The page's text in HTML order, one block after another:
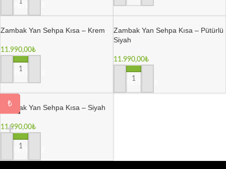
SEPETE EKLE
Zambak Yan Sehpa Kısa – Krem
11.990,00₺
SEPETE EKLE
Zambak Yan Sehpa Kısa – Pütürlü
Siyah
11.990,00₺
SEPETE EKLE
Zambak Yan Sehpa Kısa – Siyah
11.990,00₺
SEPETE EKLE
₺